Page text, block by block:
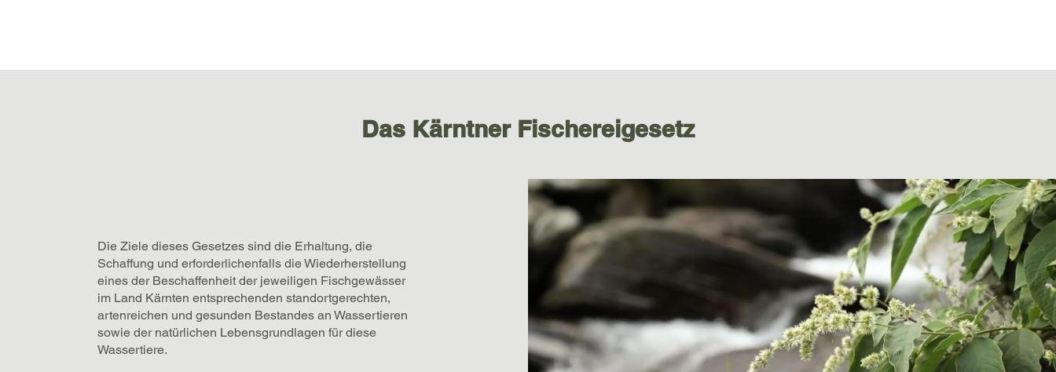
Das Kärntner Fischereigesetz
Die Ziele dieses Gesetzes sind die Erhaltung, die
Schaffung und erforderlichenfalls die Wiederherstellung
eines der Beschaffenheit der jeweiligen Fischgewässer
im Land Kärnten entsprechenden standortgerechten,
artenreichen und gesunden Bestandes an Wassertieren
sowie der natürlichen Lebensgrundlagen für diese
Wassertiere.